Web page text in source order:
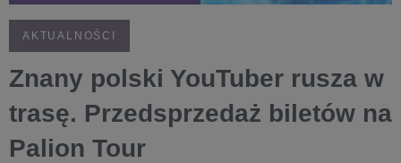
AKTUALNOŚCI
Znany polski YouTuber rusza w
trasę. Przedsprzedaż biletów na
Palion Tour